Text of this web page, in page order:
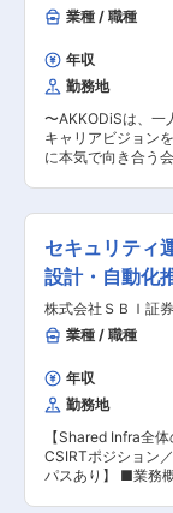
工程へキャリアを
く、サービス設計
関与。技術力に加
けられます。 ◎多
プリセールスや構
ト・構築SE・マネ
成が可能です。 ◎
ンダーと連携しな
レワーク中心のハ
り、長期的に働きやすい
るイオングループ
末現在）の戦略的
期待と共に誕生し
戦を支える、圧倒
クストの挑戦は、
世界最先端のテク
ます。これらが、
「Green Beans」
◇圧倒的な顧客基
月末現在、売上高
◇膨大なデータと
超の購買データや
リズムで分析。お
と、効率的な物流
を革新します。 ◇世界基準の自動化テクノロジー
◇ 英国Ocado社と
型自動倉庫（CFC
送サービスを提供
が、私たちの競争力の源泉
社の定める業務
業種 / 職種
年収
勤務地
〜AKKODiSは、一
キャリアビジョン
に本気で向き合う会社です〜 ■
ュリティやITシス
のマネジメント補
担当頂きます。 ・
ェクトにおけるプ
務 ・IT／セキュリ
務 ・設備のセキュ
サプライヤ）にお
の設計業務にプラ
ンバーやコンサル
課題発見、解決策
庁向けの大型長期
定ですが、能力に
可能性があります。 ■想定されるプロジェク
・共同設計環境構
ケジュール管理、
セキュリティ要件
セキュリティ
設計・自動化
株式会社ＳＢＩ証券
業種 / 職種
年収
勤務地
【Shared Infra全
CSIRTポジション
パスあり】 ■業務概要 当社のShared Infraを利用